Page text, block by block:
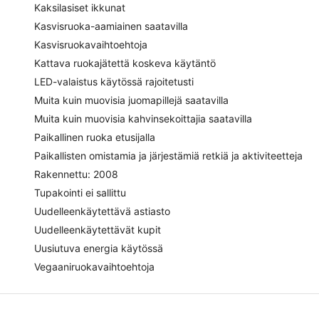
Kaksilasiset ikkunat
Kasvisruoka-aamiainen saatavilla
Kasvisruokavaihtoehtoja
Kattava ruokajätettä koskeva käytäntö
LED-valaistus käytössä rajoitetusti
Muita kuin muovisia juomapillejä saatavilla
Muita kuin muovisia kahvinsekoittajia saatavilla
Paikallinen ruoka etusijalla
Paikallisten omistamia ja järjestämiä retkiä ja aktiviteetteja
Rakennettu: 2008
Tupakointi ei sallittu
Uudelleenkäytettävä astiasto
Uudelleenkäytettävät kupit
Uusiutuva energia käytössä
Vegaaniruokavaihtoehtoja